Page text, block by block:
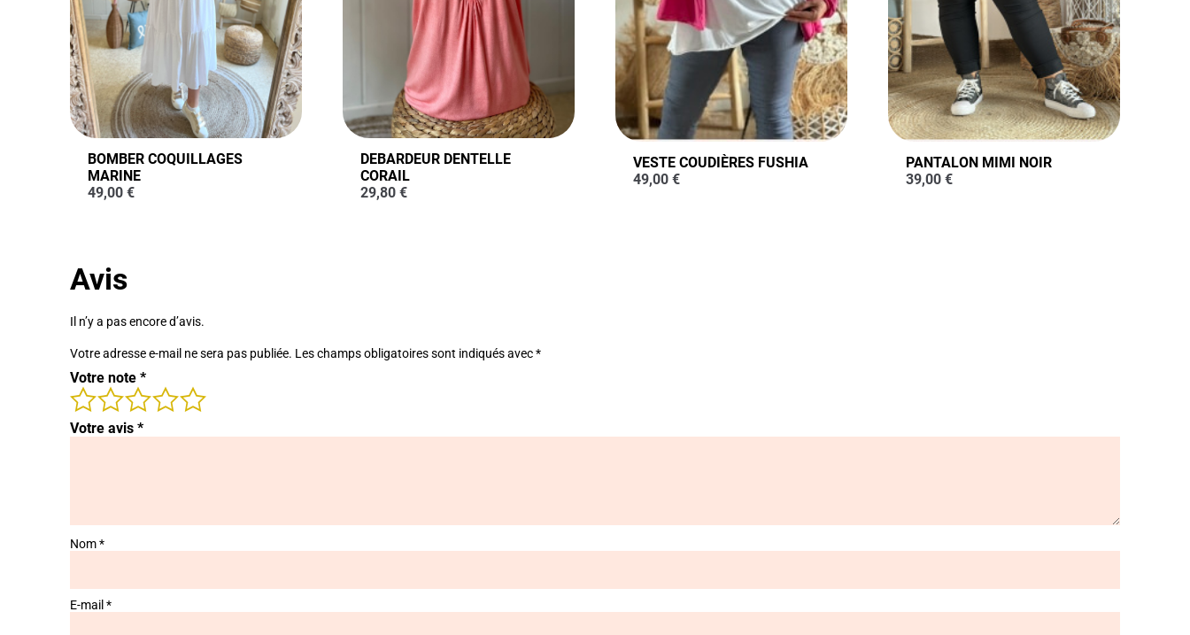
BOMBER COQUILLAGES
MARINE
49,00 €
DEBARDEUR DENTELLE
CORAIL
29,80€
VESTE COUDIÈRES FUSHIA
49,00€
PANTALON MIMI NOIR
39,00€
Avis
Il n’y a pas encore d’avis.
Votre adresse e-mail ne sera pas publiée. Les champs obligatoires sont indiqués avec*
Votre note *
Votre avis *
Nom*
E-mail*